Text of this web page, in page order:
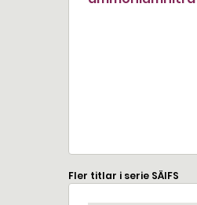
Fler titlar i serie SÄIFS